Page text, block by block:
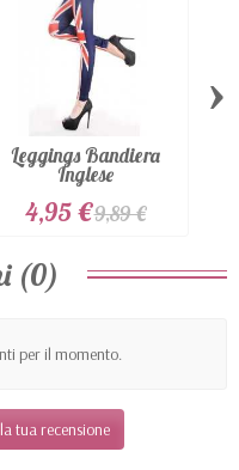
Leggings Bandiera
Inglese
4,95 €9,89 €
›
(0)
per il momento.
tua recensione